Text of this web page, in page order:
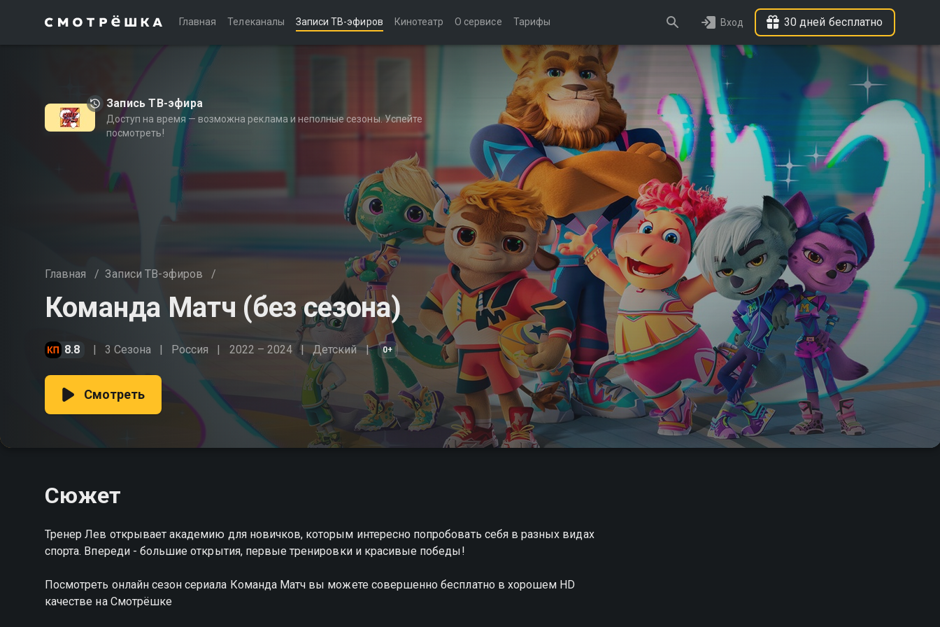
Главная Телеканалы Записи ТВ-эфиров Кинотеатр О сервисе Тарифы Вход 30 дней бесплатно
Запись ТВ-эфира
Доступ на время — возможна реклама и неполные сезоны. Успейте
посмотреть!
Главная / Записи ТВ-эфиров /
Команда Матч (без сезона)
8.8 3 Сезона Россия 2022 – 2024 Детский 0+
Смотреть
Сюжет
Тренер Лев открывает академию для новичков, которым интересно попробовать себя в разных видах
спорта. Впереди - большие открытия, первые тренировки и красивые победы!
Посмотреть онлайн сезон сериала Команда Матч вы можете совершенно бесплатно в хорошем HD
качестве на Смотрёшке